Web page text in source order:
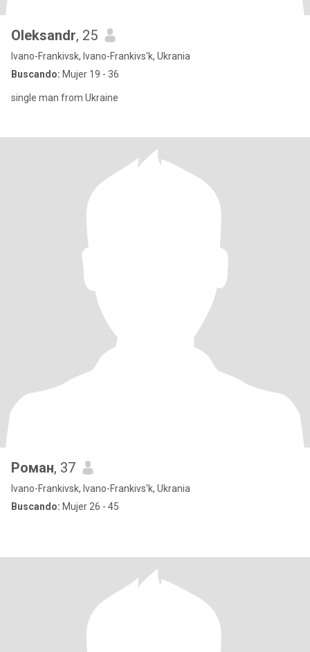
Oleksandr, 25
Ivano-Frankivsk, Ivano-Frankivs'k, Ukrania
Buscando: Mujer 19 - 36
single man from Ukraine
Роман, 37
Ivano-Frankivsk, Ivano-Frankivs'k, Ukrania
Buscando: Mujer 26 - 45